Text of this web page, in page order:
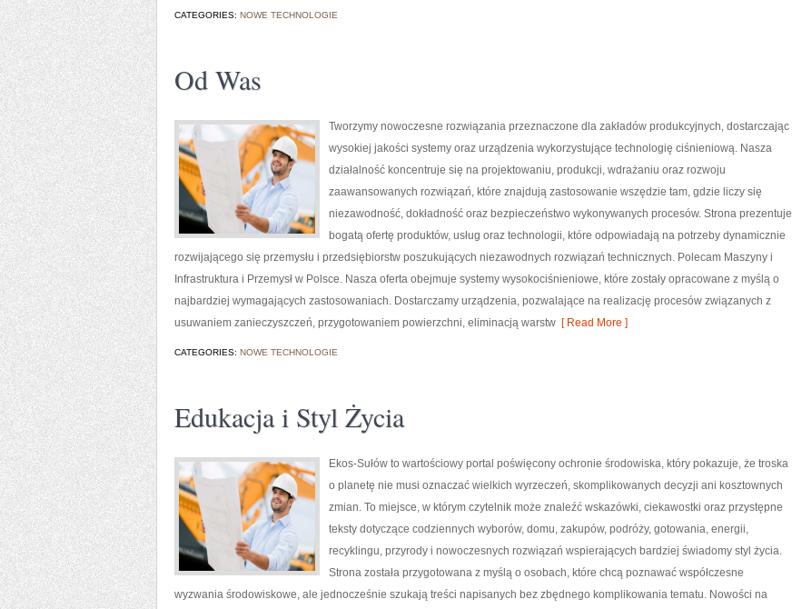
CATEGORIES: NOWE TECHNOLOGIE
Od Was
Tworzymy nowoczesne rozwiązania przeznaczone dla zakładów produkcyjnych, dostarczając
wysokiej jakości systemy oraz urządzenia wykorzystujące technologię ciśnieniową. Nasza
działalność koncentruje się na projektowaniu, produkcji, wdrażaniu oraz rozwoju
zaawansowanych rozwiązań, które znajdują zastosowanie wszędzie tam, gdzie liczy się
niezawodność, dokładność oraz bezpieczeństwo wykonywanych procesów. Strona prezentuje
bogatą ofertę produktów, usług oraz technologii, które odpowiadają na potrzeby dynamicznie
rozwijającego się przemysłu i przedsiębiorstw poszukujących niezawodnych rozwiązań technicznych. Polecam Maszyny i
Infrastruktura i Przemysł w Polsce. Nasza oferta obejmuje systemy wysokociśnieniowe, które zostały opracowane z myślą o
najbardziej wymagających zastosowaniach. Dostarczamy urządzenia, pozwalające na realizację procesów związanych z
usuwaniem zanieczyszczeń, przygotowaniem powierzchni, eliminacją warstw [ Read More ]
CATEGORIES: NOWE TECHNOLOGIE
Edukacja i Styl Życia
Ekos-Sułów to wartościowy portal poświęcony ochronie środowiska, który pokazuje, że troska
o planetę nie musi oznaczać wielkich wyrzeczeń, skomplikowanych decyzji ani kosztownych
zmian. To miejsce, w którym czytelnik może znaleźć wskazówki, ciekawostki oraz przystępne
teksty dotyczące codziennych wyborów, domu, zakupów, podróży, gotowania, energii,
recyklingu, przyrody i nowoczesnych rozwiązań wspierających bardziej świadomy styl życia.
Strona została przygotowana z myślą o osobach, które chcą poznawać współczesne
wyzwania środowiskowe, ale jednocześnie szukają treści napisanych bez zbędnego komplikowania tematu. Nowości na